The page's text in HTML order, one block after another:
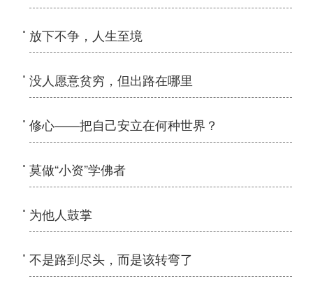
放下不争，人生至境
没人愿意贫穷，但出路在哪里
修心——把自己安立在何种世界？
莫做“小资”学佛者
为他人鼓掌
不是路到尽头，而是该转弯了